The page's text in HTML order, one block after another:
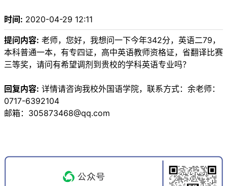
时间: 2020-04-29 12:11
提问内容: 老师，您好，我想问一下今年342分，英语二79，
本科普通一本，有专四证，高中英语教师资格证，省翻译比赛
三等奖，请问有希望调剂到贵校的学科英语专业吗？
回复内容: 详情请咨询我校外国语学院，联系方式：余老师：
0717-6392104
邮箱：305873468@qq.com